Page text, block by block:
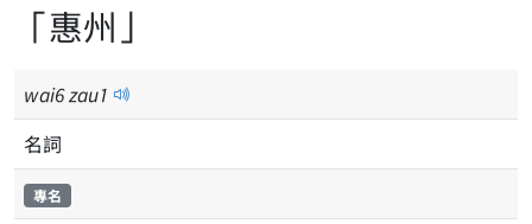
「惠州」
wai6zau1
名詞
專名